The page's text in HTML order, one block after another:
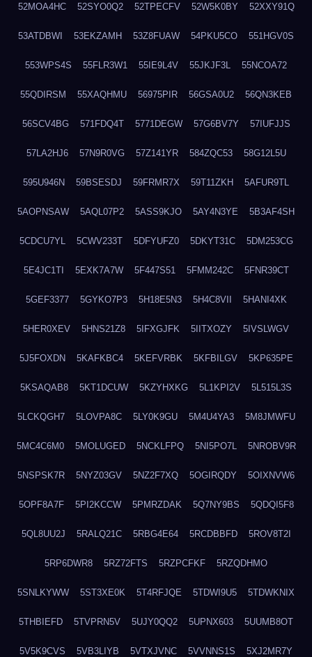
52MOA4HC 52SYO0Q2 52TPECFV 52W5K0BY 52XXY91Q
53ATDBWI 53EKZAMH 53Z8FUAW 54PKU5CO 551HGV0S
553WPS4S 55FLR3W1 55IE9L4V 55JKJF3L 55NCOA72
55QDIRSM 55XAQHMU 56975PIR 56GSA0U2 56QN3KEB
56SCV4BG 571FDQ4T 5771DEGW 57G6BV7Y 57IUFJJS
57LA2HJ6 57N9R0VG 57Z141YR 584ZQC53 58G12L5U
595U946N 59BSESDJ 59FRMR7X 59T11ZKH 5AFUR9TL
5AOPNSAW 5AQL07P2 5ASS9KJO 5AY4N3YE 5B3AF4SH
5CDCU7YL 5CWV233T 5DFYUFZ0 5DKYT31C 5DM253CG
5E4JC1TI 5EXK7A7W 5F447S51 5FMM242C 5FNR39CT
5GEF3377 5GYKO7P3 5H18E5N3 5H4C8VII 5HANI4XK
5HER0XEV 5HNS21Z8 5IFXGJFK 5IITXOZY 5IVSLWGV
5J5FOXDN 5KAFKBC4 5KEFVRBK 5KFBILGV 5KP635PE
5KSAQAB8 5KT1DCUW 5KZYHXKG 5L1KPI2V 5L515L3S
5LCKQGH7 5LOVPA8C 5LY0K9GU 5M4U4YA3 5M8JMWFU
5MC4C6M0 5MOLUGED 5NCKLFPQ 5NI5PO7L 5NROBV9R
5NSPSK7R 5NYZ03GV 5NZ2F7XQ 5OGIRQDY 5OIXNVW6
5OPF8A7F 5PI2KCCW 5PMRZDAK 5Q7NY9BS 5QDQI5F8
5QL8UU2J 5RALQ21C 5RBG4E64 5RCDBBFD 5ROV8T2I
5RP6DWR8 5RZ72FTS 5RZPCFKF 5RZQDHMO
5SNLKYWW 5ST3XE0K 5T4RFJQE 5TDWI9U5 5TDWKNIX
5THBIEFD 5TVPRN5V 5UJY0QQ2 5UPNX603 5UUMB8OT
5V5K9CVS 5VB3LIYB 5VTXJVNC 5VVNNS1S 5XJ2MR7Y